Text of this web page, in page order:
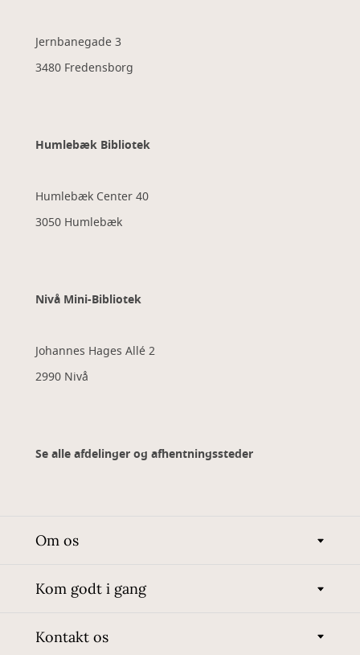
Jernbanegade 3
3480 Fredensborg
Humlebæk Bibliotek
Humlebæk Center 40
3050 Humlebæk
Nivå Mini-Bibliotek
Johannes Hages Allé 2
2990 Nivå
Se alle afdelinger og afhentningssteder
Om os
Kom godt i gang
Kontakt os